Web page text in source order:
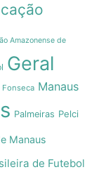
Amazonense de
Geral
Fonseca Manaus
Palmeiras Pelci
Manaus
de Futebol